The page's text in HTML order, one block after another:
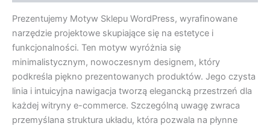
Prezentujemy Motyw Sklepu WordPress, wyrafinowane
narzędzie projektowe skupiające się na estetyce i
funkcjonalności. Ten motyw wyróżnia się
minimalistycznym, nowoczesnym designem, który
podkreśla piękno prezentowanych produktów. Jego czysta
linia i intuicyjna nawigacja tworzą elegancką przestrzeń dla
każdej witryny e-commerce. Szczególną uwagę zwraca
przemyślana struktura układu, która pozwala na płynne